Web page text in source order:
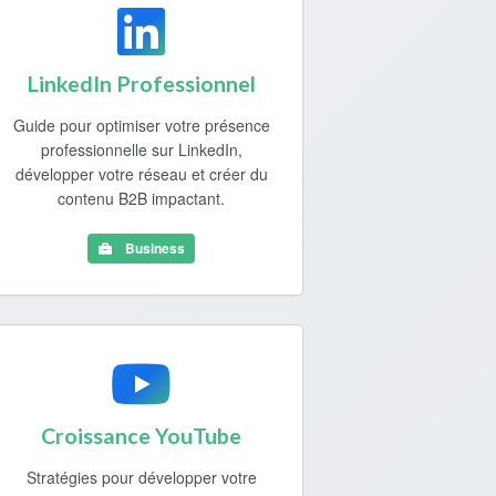
LinkedIn Professionnel
Guide pour optimiser votre présence
professionnelle sur LinkedIn,
développer votre réseau et créer du
contenu B2B impactant.
Business
Croissance YouTube
Stratégies pour développer votre